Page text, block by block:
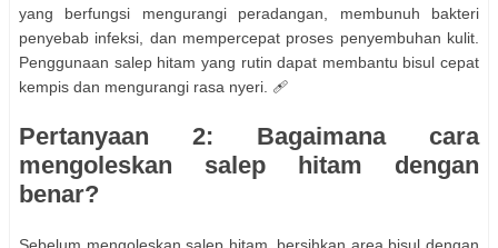
yang berfungsi mengurangi peradangan, membunuh bakteri
penyebab infeksi, dan mempercepat proses penyembuhan kulit.
Penggunaan salep hitam yang rutin dapat membantu bisul cepat
kempis dan mengurangi rasa nyeri. 🩹
Pertanyaan 2: Bagaimana cara
mengoleskan salep hitam dengan
benar?